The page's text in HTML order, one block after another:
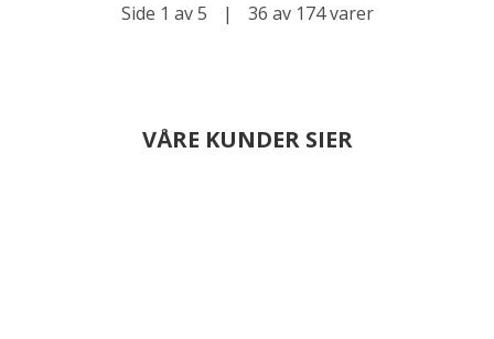
Side 1 av 5 | 36 av 174 varer
VÅRE KUNDER SIER